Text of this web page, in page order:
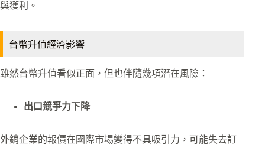
與獲利。
台幣升值經濟影響
雖然台幣升值看似正面，但也伴隨幾項潛在風險：
出口競爭力下降
外銷企業的報價在國際市場變得不具吸引力，可能失去訂